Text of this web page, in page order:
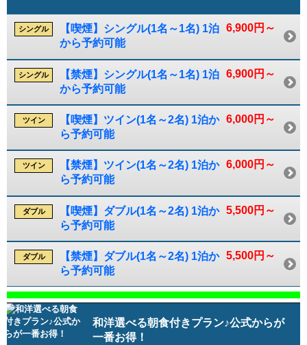
6,900円～
シングル
【喫煙】シングル(1名～1名) 1泊
から予約可能
6,900円～
シングル
【禁煙】シングル(1名～1名) 1泊
から予約可能
6,000円～
ツイン
【喫煙】ツイン(1名～2名) 1泊か
ら予約可能
6,000円～
ツイン
【禁煙】ツイン(1名～2名) 1泊か
ら予約可能
5,500円～
ダブル
【喫煙】ダブル(1名～2名) 1泊か
ら予約可能
5,500円～
ダブル
【禁煙】ダブル(1名～2名) 1泊か
ら予約可能
和洋選べる朝食付きプラン♪公式からが
一番お得！